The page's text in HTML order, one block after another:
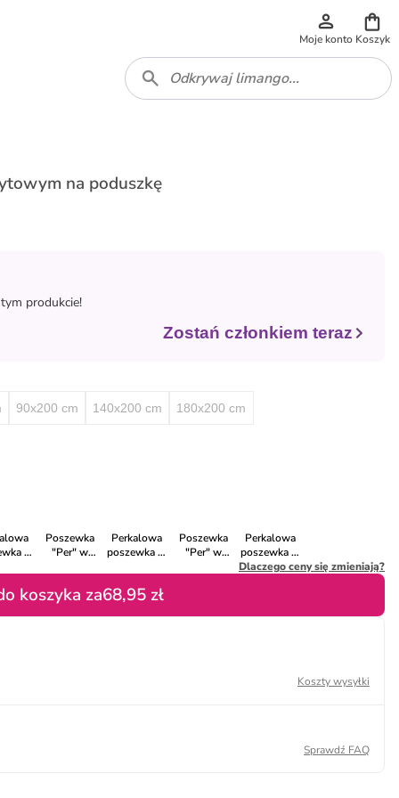
Moje konto Koszyk
na poduszkę
tym produkcie!
Zostań członkiem teraz
90x200 cm 140x200 cm 180x200 cm
w
Poszewka
"Per" w
na poduszkę
Perkalowa
poszewka w
na poduszkę
Poszewka
"Per" w
Perkalowa
poszewka w
kolorze
Dlaczego ceny się zmieniają?
koszyka za68,95 zł
Koszty wysyłki
Sprawdź FAQ